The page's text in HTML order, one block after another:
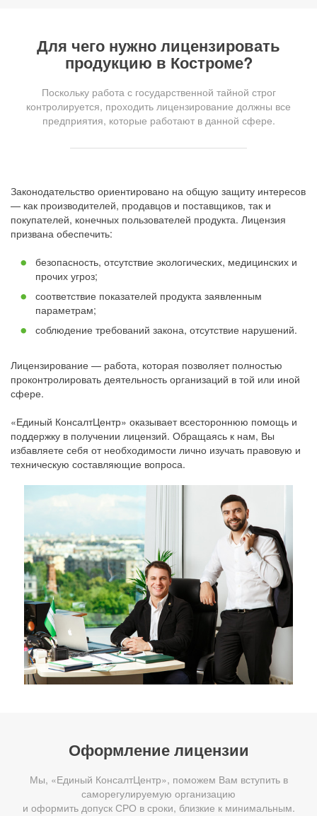
Для чего нужно лицензировать
продукцию в Костроме?
Поскольку работа с государственной тайной строг
контролируется, проходить лицензирование должны все
предприятия, которые работают в данной сфере.
Законодательство ориентировано на общую защиту интересов
— как производителей, продавцов и поставщиков, так и
покупателей, конечных пользователей продукта. Лицензия
призвана обеспечить:
безопасность, отсутствие экологических, медицинских и
прочих угроз;
соответствие показателей продукта заявленным
параметрам;
соблюдение требований закона, отсутствие нарушений.
Лицензирование — работа, которая позволяет полностью
проконтролировать деятельность организаций в той или иной
сфере.
«Единый КонсалтЦентр» оказывает всестороннюю помощь и
поддержку в получении лицензий. Обращаясь к нам, Вы
избавляете себя от необходимости лично изучать правовую и
техническую составляющие вопроса.
Оформление лицензии
Мы, «Единый КонсалтЦентр», поможем Вам вступить в
саморегулируемую организацию
и оформить допуск СРО в сроки, близкие к минимальным.